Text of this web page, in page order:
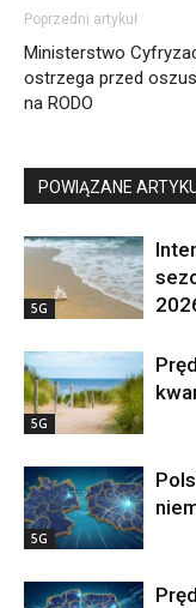
Poprzedni artykuł
Ministerstwo
ostrzega przed
na RODO
POWIĄZANE
5G
5G
5G